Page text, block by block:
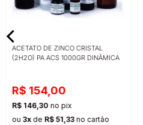
ACETATO DE ZINCO CRISTAL
(2H2O) PA ACS 1000GR DINÂMICA
R$ 154,00
R$ 146,30 no pix
ou 3xde R$ 51,33no cartão